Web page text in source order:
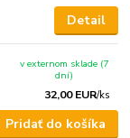
Detail
32,00 EUR/ks
v externom sklade (7
dní)
Pridať do košíka